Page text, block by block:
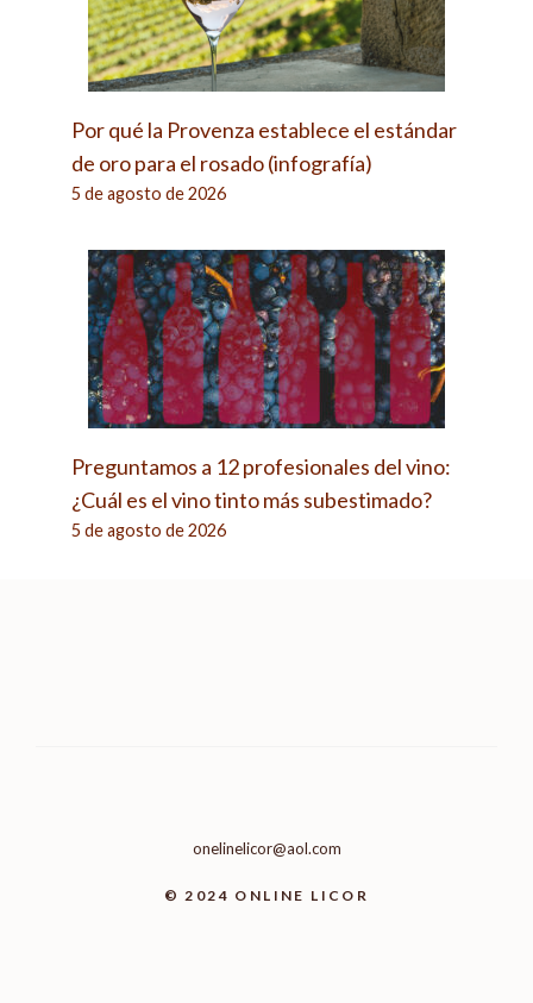
Por qué la Provenza establece el estándar
de oro para el rosado (infografía)
5 de agosto de 2026
Preguntamos a 12 profesionales del vino:
¿Cuál es el vino tinto más subestimado?
5 de agosto de 2026
© 2024 ONLINE LICOR
onelinelicor@aol.com